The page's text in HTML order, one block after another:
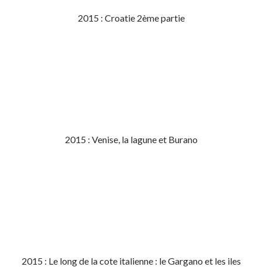
2015 : Croatie 2ème partie
2015 : Venise, la lagune et Burano
2015 : Le long de la cote italienne : le Gargano et les iles